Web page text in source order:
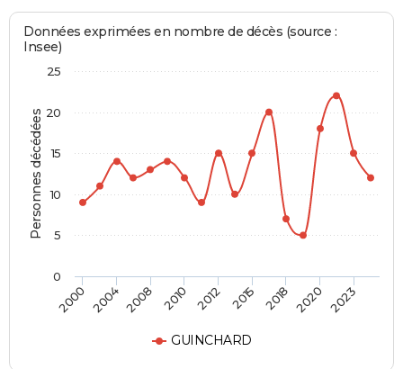
Personnes décédées
Données exprimées en nombre de décès (source :
Insee)
GUINCHARD
2000 2004 2008 2010 2012 2015 2018 2020 2023
0
5
10
15
20
25